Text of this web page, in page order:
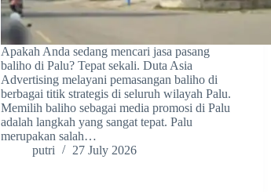
Apakah Anda sedang mencari jasa pasang
baliho di Palu? Tepat sekali. Duta Asia
Advertising melayani pemasangan baliho di
berbagai titik strategis di seluruh wilayah Palu.
Memilih baliho sebagai media promosi di Palu
adalah langkah yang sangat tepat. Palu
merupakan salah…
putri
27 July 2026